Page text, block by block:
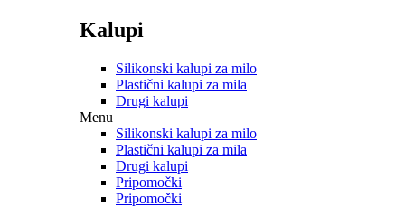
Kalupi
Silikonski kalupi za milo
Plastični kalupi za mila
Drugi kalupi
Menu
Silikonski kalupi za milo
Plastični kalupi za mila
Drugi kalupi
Pripomočki
Pripomočki